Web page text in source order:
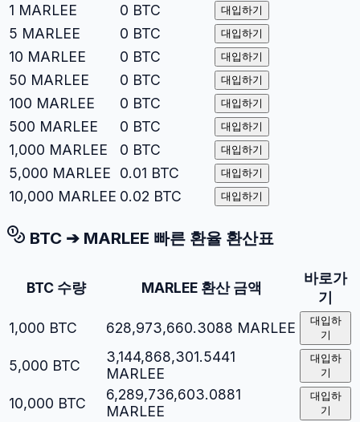
1 MARLEE 0 BTC 대입하기
5 MARLEE 0 BTC 대입하기
10 MARLEE 0 BTC 대입하기
50 MARLEE 0 BTC 대입하기
100 MARLEE 0 BTC 대입하기
500 MARLEE 0 BTC 대입하기
1,000 MARLEE 0 BTC 대입하기
5,000 MARLEE 0.01 BTC 대입하기
10,000 MARLEE 0.02 BTC 대입하기
BTC ➔ MARLEE 빠른 환율 환산표
BTC수량 MARLEE환산 금액
바로가
기
1,000 BTC 628,973,660.3088 MARLEE
대입하
기
5,000 BTC
3,144,868,301.5441
MARLEE
대입하
기
10,000 BTC
6,289,736,603.0881
MARLEE
대입하
기